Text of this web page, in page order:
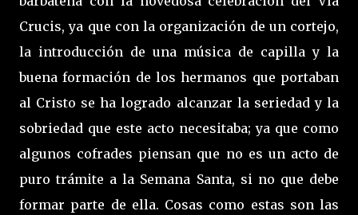
Crucis, ya que con la organización de un cortejo,
la introducción de una música de capilla y la
buena formación de los hermanos que portaban
al Cristo se ha logrado alcanzar la seriedad y la
sobriedad que este acto necesitaba; ya que como
algunos cofrades piensan que no es un acto de
puro trámite a la Semana Santa, si no que debe
formar parte de ella. Cosas como estas son las